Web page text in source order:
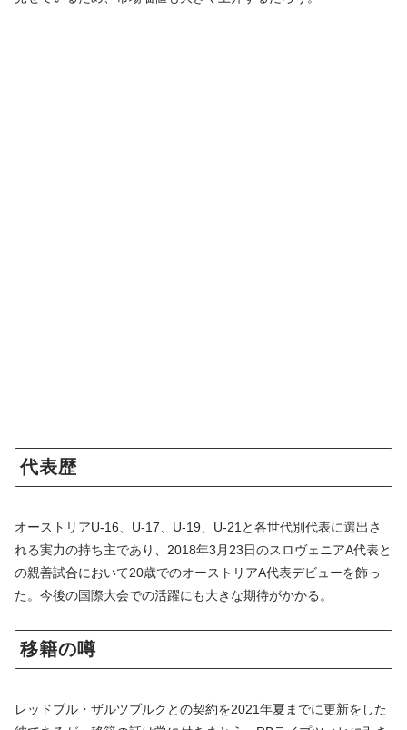
代表歴
オーストリアU-16、U-17、U-19、U-21と各世代別代表に選出さ
れる実力の持ち主であり、2018年3月23日のスロヴェニアA代表と
の親善試合において20歳でのオーストリアA代表デビューを飾っ
た。今後の国際大会での活躍にも大きな期待がかかる。
移籍の噂
レッドブル・ザルツブルクとの契約を2021年夏までに更新をした